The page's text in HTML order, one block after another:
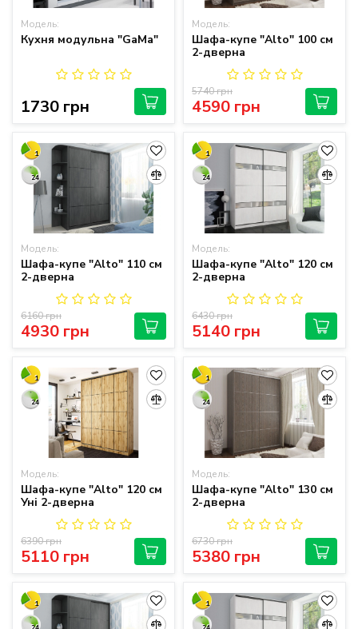
Модель:
Кухня модульна "GaMa"
1730 грн
Модель:
Шафа-купе "Alto" 100 см
2-дверна
4590 грн
5740 грн
1
24
Модель:
Шафа-купе "Alto" 110 см
2-дверна
4930 грн
6160 грн
1
24
Модель:
Шафа-купе "Alto" 120 см
2-дверна
5140 грн
6430 грн
1
24
Модель:
Шафа-купе "Alto" 120 см
Уні 2-дверна
5110 грн
6390 грн
1
24
Модель:
Шафа-купе "Alto" 130 см
2-дверна
5380 грн
6730 грн
1 1